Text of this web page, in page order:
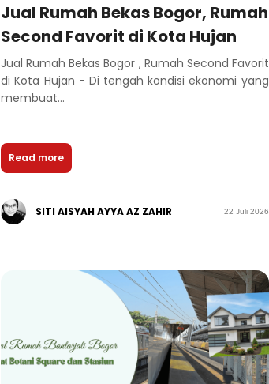
Jual Rumah Bekas Bogor, Rumah
Second Favorit di Kota Hujan
Jual Rumah Bekas Bogor , Rumah Second Favorit
di Kota Hujan - Di tengah kondisi ekonomi yang
membuat...
Read more
SITI AISYAH AYYA AZ ZAHIR 22 Juli 2026